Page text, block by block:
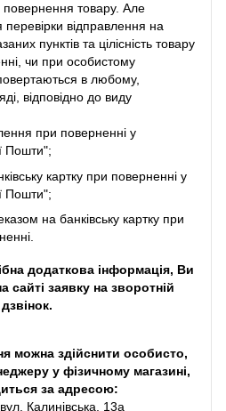
повернення товару. Але
відправлення на
пунктів та цілісність товару
чи при особистому
в любому,
відповідно до виду
при поверненні у
Пошти";
картку при поверненні у
Пошти";
на банківську картку при
додаткова інформація, Ви
сайті заявку на зворотній
дзвінок.
можна здійснити особисто,
у фізичному магазині,
за адресою:
Калинівська, 13а